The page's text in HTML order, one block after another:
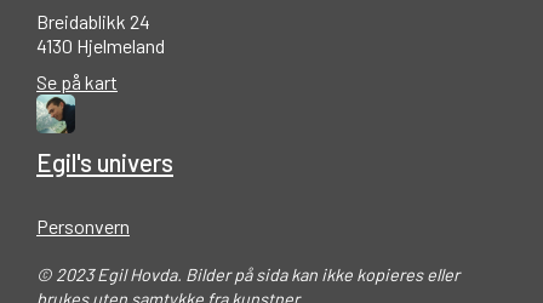
Breidablikk 24
4130 Hjelmeland
Se på kart
Egil's univers
Personvern
© 2023 Egil Hovda. Bilder på sida kan ikke kopieres eller